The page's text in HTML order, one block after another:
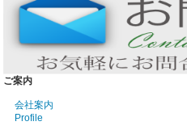
ご案内
会社案内
Profile